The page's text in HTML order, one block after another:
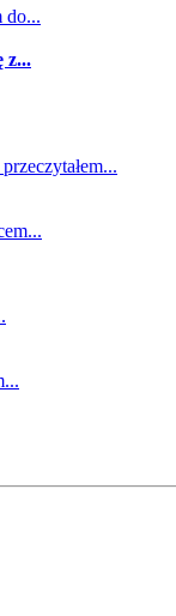
do...
z...